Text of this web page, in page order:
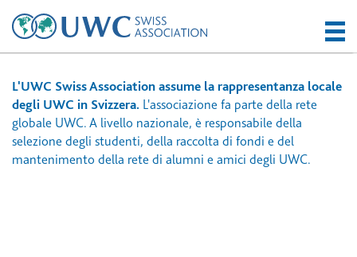
L'UWC Swiss Association assume la rappresentanza locale
degli UWC in Svizzera. L'associazione fa parte della rete
globale UWC. A livello nazionale, è responsabile della
selezione degli studenti, della raccolta di fondi e del
mantenimento della rete di alumni e amici degli UWC.